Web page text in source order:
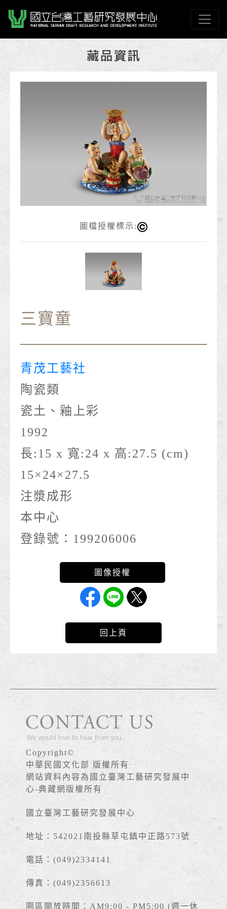
國立臺灣工藝研究發
網頁導覽
圖檔授權標示:
三寶童
青茂工藝社
陶瓷類
瓷土、釉上彩
1992
長:15 x 寬:24 x 高:27.5 (cm)
15×24×27.5
注漿成形
本中心
登錄號：199206006
回上頁
Copyright©
中華民國文化部 版權所有
網站資料內容為國立臺灣工藝研究發展中
心-典藏網版權所有
國立臺灣工藝研究發展中心
地址：542021南投縣草屯鎮中正路573號
電話：(049)2334141
傳真：(049)2356613
園區開放時間：AM9:00 - PM5:00 (週一休